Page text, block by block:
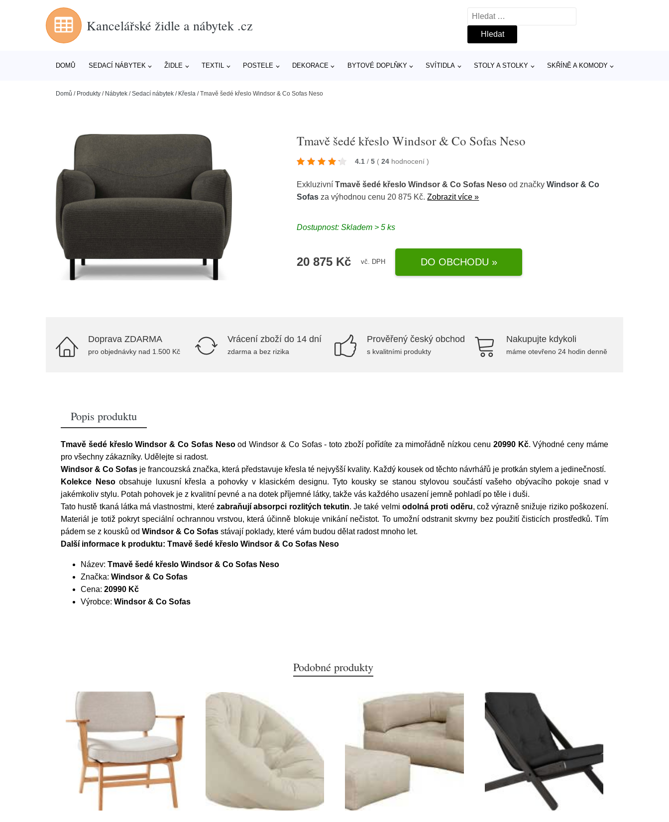
Kancelářské židle a nábytek .cz
Vyhledávání
DOMŮ SEDACÍ NÁBYTEK ŽIDLE TEXTIL POSTELE DEKORACE BYTOVÉ DOPLŇKY SVÍTIDLA STOLY A STOLKY SKŘÍNĚ A KOMODY
Domů / Produkty / Nábytek /Sedací nábytek / Křesla /Tmavě šedé křeslo Windsor & Co Sofas Neso
Tmavě šedé křeslo Windsor & Co Sofas Neso
4.1 / 5 ( 24 hodnocení)
ExkluzivníTmavě šedé křeslo Windsor & Co Sofas Neso od značkyWindsor & Co
Sofas za výhodnou cenu 20 875 Kč.Zobrazit více »
Dostupnost: Skladem > 5 ks
20 875 Kč vč. DPH DO OBCHODU »
Doprava ZDARMA
pro objednávky nad 1.500 Kč
Vrácení zboží do 14 dní
zdarma a bez rizika
Prověřený český obchod
s kvalitními produkty
Nakupujte kdykoli
máme otevřeno 24 hodin denně
Popis produktu
Tmavě šedé křeslo Windsor & Co Sofas NesoodWindsor & Co Sofas- toto zboží pořídíte za mimořádně nízkou cenu 20990 Kč. Výhodné ceny máme
pro všechny zákazníky. Udělejte si radost.
Windsor & Co Sofas je francouzská značka, která představuje křesla té nejvyšší kvality. Každý kousek od těchto návrhářů je protkán stylem a jedinečností.
Kolekce Nesoobsahuje luxusní křesla a pohovky v klasickém designu. Tyto kousky se stanou stylovou součástí vašeho obývacího pokoje snad v
jakémkoliv stylu. Potah pohovek je z kvalitní pevné a na dotek příjemné látky, takže vás každého usazení jemně pohladí po těle i duši.
Tato hustě tkaná látka má vlastnostmi, které zabraňují absorpci rozlitých tekutin. Je také velmiodolná proti oděru, což výrazně snižuje riziko poškození.
Materiál je totiž pokryt speciální ochrannou vrstvou, která účinně blokuje vnikání nečistot. To umožní odstranit skvrny bez použití čisticích prostředků. Tím
pádem se z kousků od Windsor & Co Sofas stávají poklady, které vám budou dělat radost mnoho let.
Další informace k produktu: Tmavě šedé křeslo Windsor & Co Sofas Neso
Název: Tmavě šedé křeslo Windsor & Co Sofas Neso
Značka: Windsor & Co Sofas
Cena: 20990 Kč
Výrobce: Windsor & Co Sofas
Podobné produkty